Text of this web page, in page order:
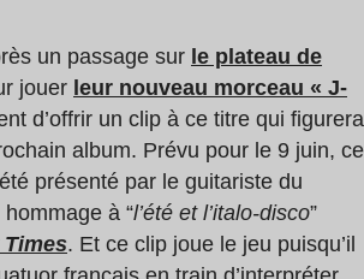
un passage sur le plateau de
jouer leur nouveau morceau « J-
d’offrir un clip à ce titre qui figurera
album. Prévu pour le 9 juin, ce
présenté par le guitariste du
à “l’été et l’italo-disco”
Times. Et ce clip joue le jeu puisqu’il